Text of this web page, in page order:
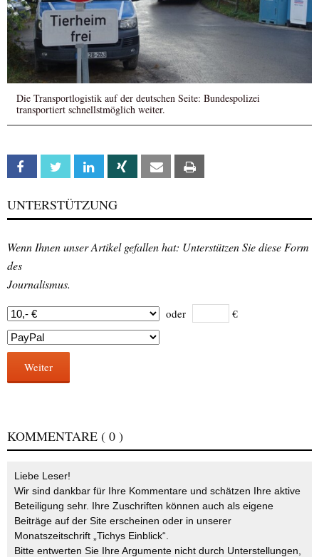
Die Transportlogistik auf der deutschen Seite: Bundespolizei
transportiert schnellstmöglich weiter.
Facebook Twitter Linkedin Xing Email
UNTERSTÜTZUNG
Wenn Ihnen unser Artikel gefallen hat: Unterstützen Sie diese Form
des
Journalismus.
oder €
Weiter
KOMMENTARE ( 0 )
Liebe Leser!
Wir sind dankbar für Ihre Kommentare und schätzen Ihre aktive
Beteiligung sehr. Ihre Zuschriften können auch als eigene
Beiträge auf der Site erscheinen oder in unserer
Monatszeitschrift „Tichys Einblick“.
Bitte entwerten Sie Ihre Argumente nicht durch Unterstellungen,